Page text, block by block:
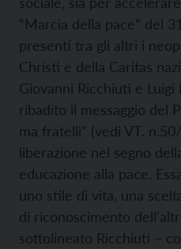
“Marcia della pace” del
presenti tra gli altri i
Christi e della Caritas
Giovanni Ricchiuti e Luigi
ribadito il messaggio del
ma fratelli” (vedi VT.
liberazione nel segno
educazione alla pace.
uno stile di vita, una
di riconoscimento
sottolineato Ricchiuti –